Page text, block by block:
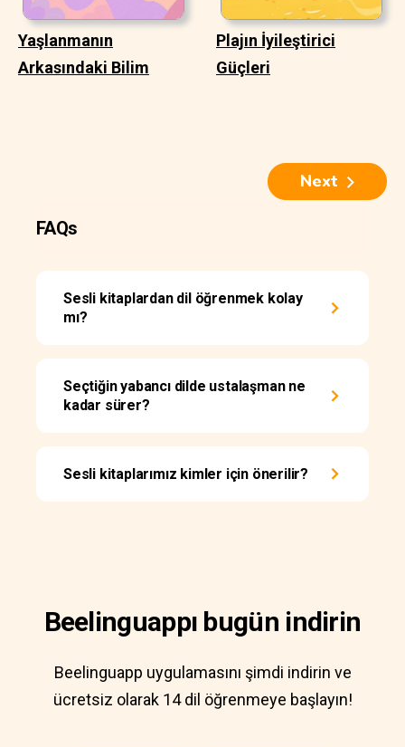
Yaşlanmanın
Arkasındaki Bilim
Plajın İyileştirici
Güçleri
Next
FAQs
Sesli kitaplardan dil öğrenmek kolay
mı?
Seçtiğin yabancı dilde ustalaşman ne
kadar sürer?
Sesli kitaplarımız kimler için önerilir?
Beelinguappı bugün indirin
Beelinguapp uygulamasını şimdi indirin ve
ücretsiz olarak 14 dil öğrenmeye başlayın!